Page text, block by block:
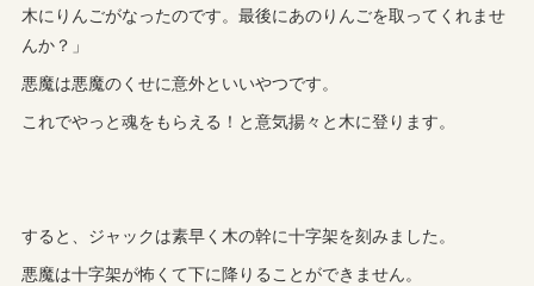
木にりんごがなったのです。最後にあのりんごを取ってくれませ
んか？」
悪魔は悪魔のくせに意外といいやつです。
これでやっと魂をもらえる！と意気揚々と木に登ります。
すると、ジャックは素早く木の幹に十字架を刻みました。
悪魔は十字架が怖くて下に降りることができません。